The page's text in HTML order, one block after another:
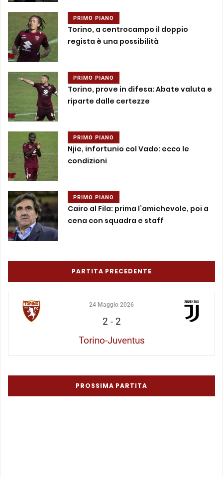
PRIMO PIANO
Torino, a centrocampo il doppio
regista è una possibilità
PRIMO PIANO
Torino, prove in difesa: Abate valuta e
riparte dalle certezze
PRIMO PIANO
Njie, infortunio col Vado: ecco le
condizioni
PRIMO PIANO
Cairo al Fila: prima l’amichevole, poi a
cena con squadra e staff
PARTITA PRECEDENTE
24 Maggio 2026
2 - 2
Torino-Juventus
PROSSIMA PARTITA